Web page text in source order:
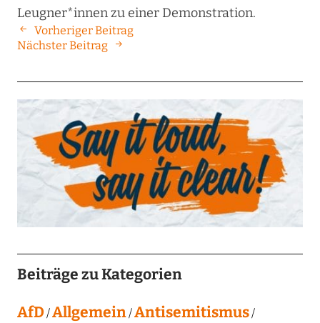
Leugner*innen zu einer Demonstration.
Vorheriger Beitrag
Nächster Beitrag
Beiträge zu Kategorien
AfD Allgemein Antisemitismus